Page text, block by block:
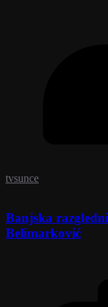
tvsunce
Banjska
Belimarković